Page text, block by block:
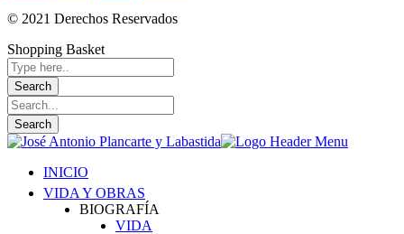
© 2021 Derechos Reservados
Shopping Basket
INICIO
VIDA Y OBRAS
BIOGRAFÍA
VIDA